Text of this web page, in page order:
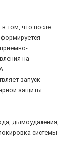
в том, что после
на
запуск
защиты
дымоудаления,
системы